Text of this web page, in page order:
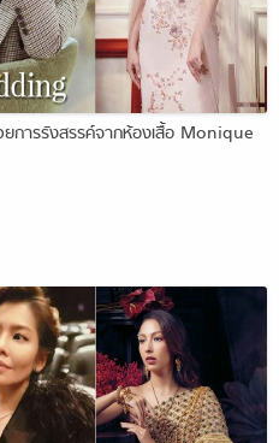
การรังสรรค์จากห้องเสื้อ Monique